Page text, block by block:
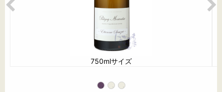
750mlサイズ